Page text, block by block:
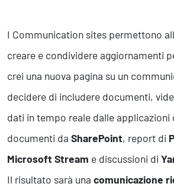
I Communication sites permettono
creare e condividere aggiornamenti
crei una nuova pagina su un
decidere di includere documenti,
dati in tempo reale dalle applicazioni
documenti da SharePoint, report di
Microsoft Stream e discussioni di
Il risultato sarà una comunicazione